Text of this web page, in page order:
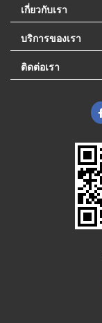
เกี่ยวกับเรา
บริการของเรา
ติดต่อเรา